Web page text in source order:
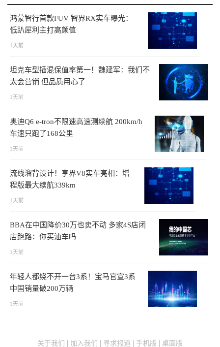
鸿蒙智行首款FUV 智界RX实车曝光：
低趴犀利主打高颜值
1天前
坦克车型插混保值率第一！魏建军：我们不
太会营销 但品质用心了
1天前
奥迪Q6 e-tron不限速高速测续航 200km/h
车速只跑了168公里
1天前
流线溜背设计！享界V8实车亮相：增
程版最大续航339km
1天前
BBA在中国降价30万也卖不动 多家4S店闭
店跑路：你买油车吗
1天前
年轻人都绕不开一台3系！宝马官宣3系
中国销量破200万辆
1天前
关于我们 加入我们 寻求报道 手机版 桌面版